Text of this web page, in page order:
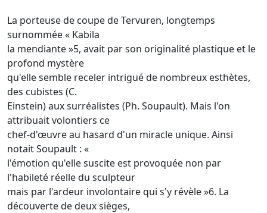
La porteuse de coupe de Tervuren, longtemps
surnommée « Kabila
la mendiante »5, avait par son originalité plastique et le
profond mystère
qu'elle semble receler intrigué de nombreux esthètes,
des cubistes (C.
Einstein) aux surréalistes (Ph. Soupault). Mais l'on
attribuait volontiers ce
chef-d'œuvre au hasard d'un miracle unique. Ainsi
notait Soupault : «
l'émotion qu'elle suscite est provoquée non par
l'habileté réelle du sculpteur
mais par l'ardeur involontaire qui s'y révèle »6. La
découverte de deux sièges,